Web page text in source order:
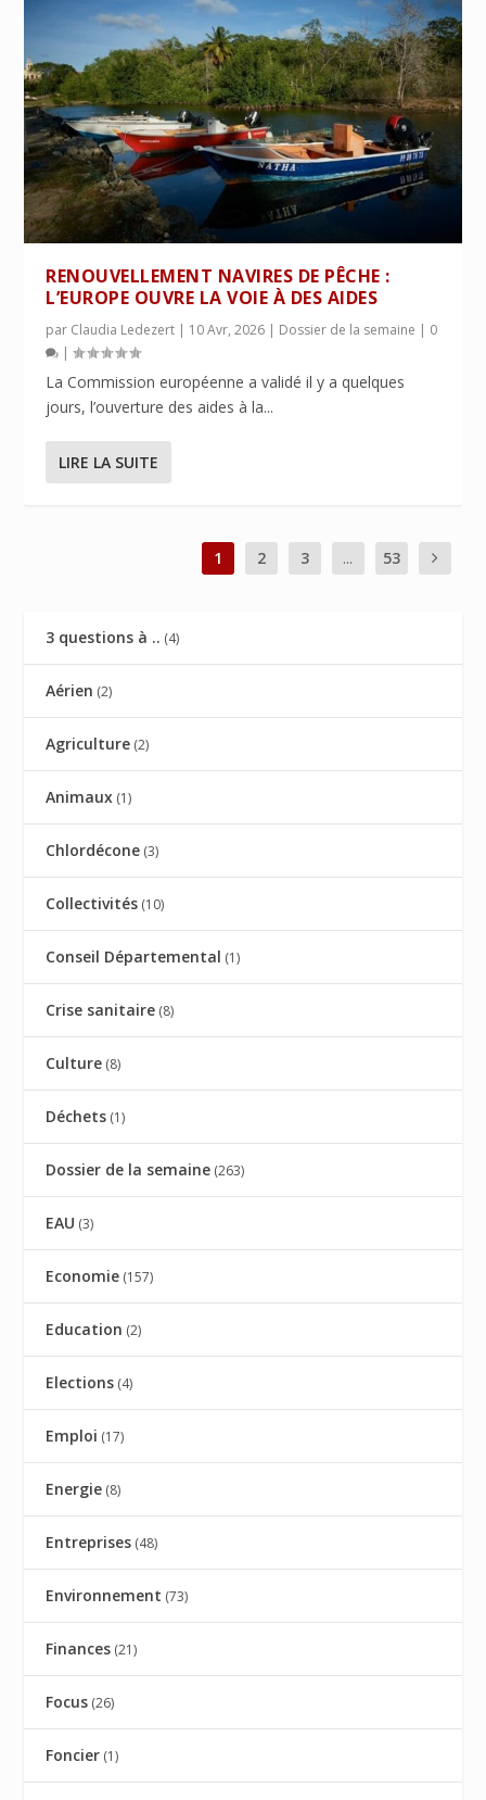
RENOUVELLEMENT NAVIRES DE PÊCHE :
L’EUROPE OUVRE LA VOIE À DES AIDES
par Claudia Ledezert | 10 Avr, 2026 | Dossier de la semaine | 0
|
La Commission européenne a validé il y a quelques
jours, l’ouverture des aides à la...
LIRE LA SUITE
1 2 3 ... 53
3 questions à .. (4)
Aérien (2)
Agriculture (2)
Animaux (1)
Chlordécone (3)
Collectivités (10)
Conseil Départemental (1)
Crise sanitaire (8)
Culture (8)
Déchets (1)
Dossier de la semaine (263)
EAU (3)
Economie (157)
Education (2)
Elections (4)
Emploi (17)
Energie (8)
Entreprises (48)
Environnement (73)
Finances (21)
Focus (26)
Foncier (1)